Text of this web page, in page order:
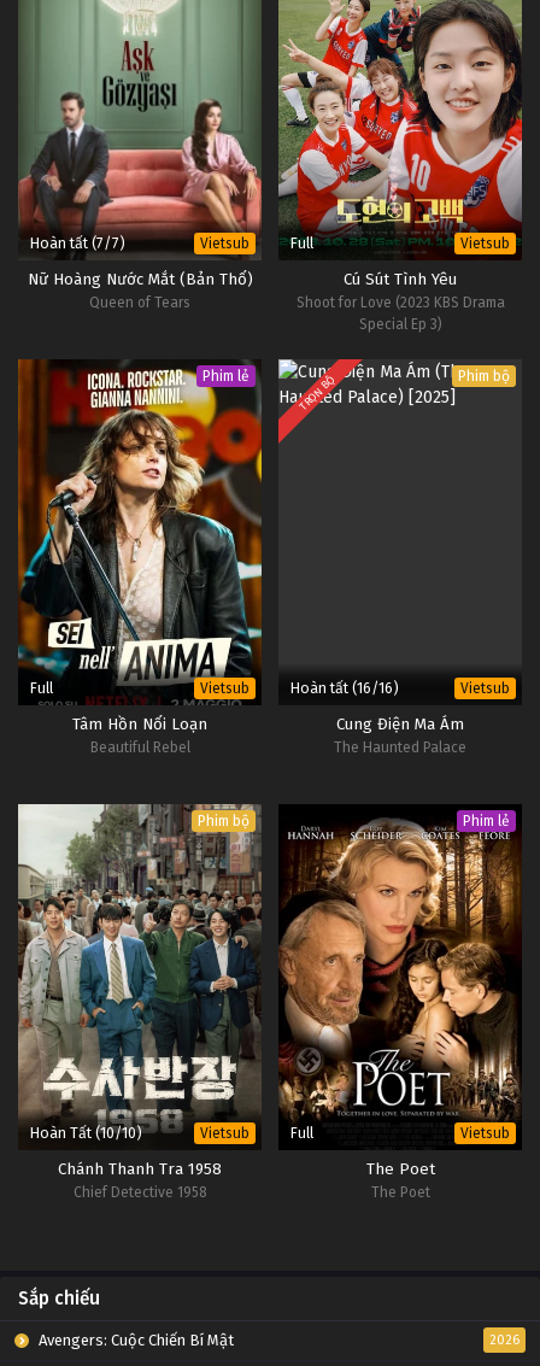
Hoàn tất (7/7) Vietsub
Nữ Hoàng Nước Mắt (Bản Thổ)
Queen of Tears
Full Vietsub
Cú Sút Tình Yêu
Shoot for Love (2023 KBS Drama
Special Ep 3)
Phim lẻ
Full Vietsub
Tâm Hồn Nổi Loạn
Beautiful Rebel
TRỌN BỘ Phim bộ
Hoàn tất (16/16) Vietsub
Cung Điện Ma Ám
The Haunted Palace
Phim bộ
Hoàn Tất (10/10) Vietsub
Chánh Thanh Tra 1958
Chief Detective 1958
Phim lẻ
Full Vietsub
The Poet
The Poet
Sắp chiếu
Avengers: Cuộc Chiến Bí Mật 2026